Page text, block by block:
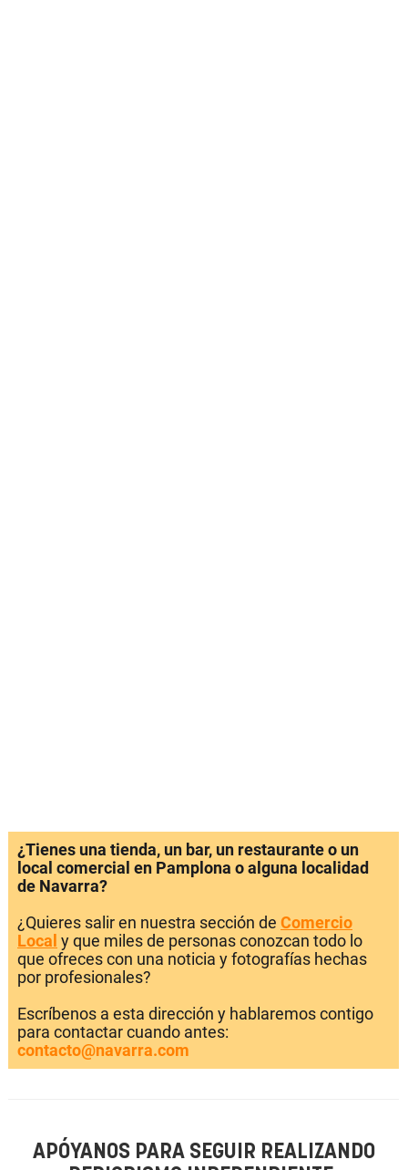
¿Tienes una tienda, un bar, un restaurante o un
local comercial en Pamplona o alguna localidad
de Navarra?
¿Quieres salir en nuestra sección de Comercio
Local y que miles de personas conozcan todo lo
que ofreces con una noticia y fotografías hechas
por profesionales?
Escríbenos a esta dirección y hablaremos contigo
para contactar cuando antes:
contacto@navarra.com
APÓYANOS PARA SEGUIR REALIZANDO